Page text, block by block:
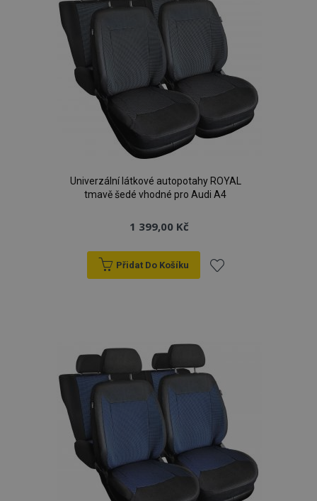
Univerzální látkové autopotahy ROYAL
tmavě šedé vhodné pro Audi A4
1 399,00 Kč
Přidat Do Košíku